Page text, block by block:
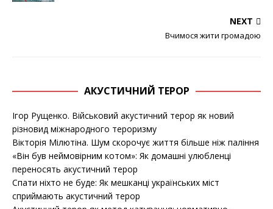
NEXT
Вчимося жити громадою
АКУСТИЧНИЙ ТЕРОР
Ігор Рущенко. Військовий акустичний терор як новий
різновид міжнародного тероризму
Вікторія Мілютіна. Шум скорочує життя більше ніж паління
«Він був неймовірним котом»: Як домашні улюбленці
переносять акустичний терор
Спати ніхто не буде: Як мешканці українських міст
сприймають акустичний терор